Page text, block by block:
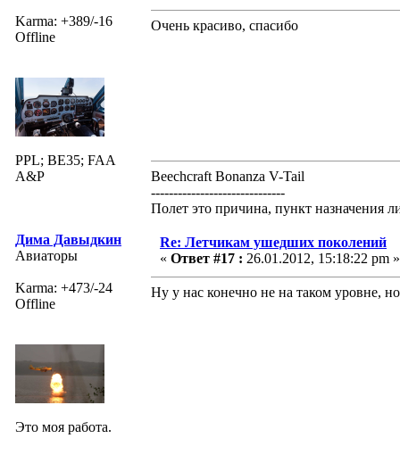
Karma: +389/-16
Offline
PPL; BE35; FAA
A&P
Очень красиво, спасибо
Beechcraft Bonanza V-Tail
------------------------------
Полет это причина, пункт назначения
Дима Давыдкин
Авиаторы
Karma: +473/-24
Offline
Это моя работа.
Re: Летчикам ушедших поколений
« Ответ #17 : 26.01.2012, 15:18:22 pm »
Ну у нас конечно не на таком уровне,